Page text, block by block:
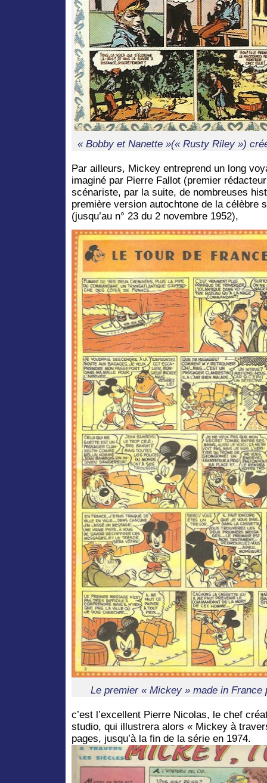
« Bobby et Nanette »(« Rusty Riley »)
Par ailleurs, Mickey entreprend un long
imaginé par Pierre Fallot (premier
scénariste, par la suite, de nombreuses
première version autochtone de la célèbre
(jusqu’au n° 23 du 2 novembre 1952),
Le premier « Mickey » made in France
c’est l’excellent Pierre Nicolas, le chef
studio, qui illustrera alors « Mickey à
pages, jusqu’à la fin de la série en 1974.